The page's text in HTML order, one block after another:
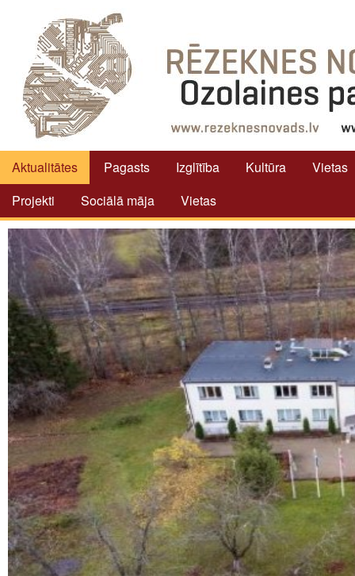
Aktualitātes Pagasts Izglītība Kultūra
Vietas
Projekti
Sociālā māja Vietas